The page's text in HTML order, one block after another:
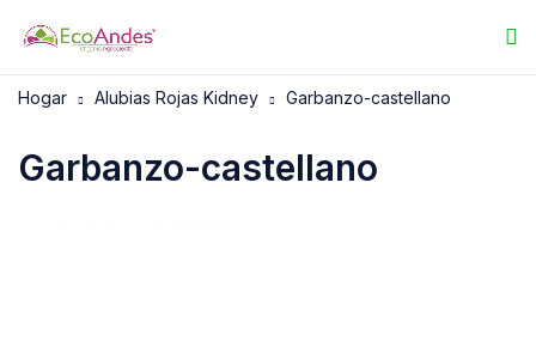
Hogar Alubias Rojas Kidney Garbanzo-castellano
Garbanzo-castellano